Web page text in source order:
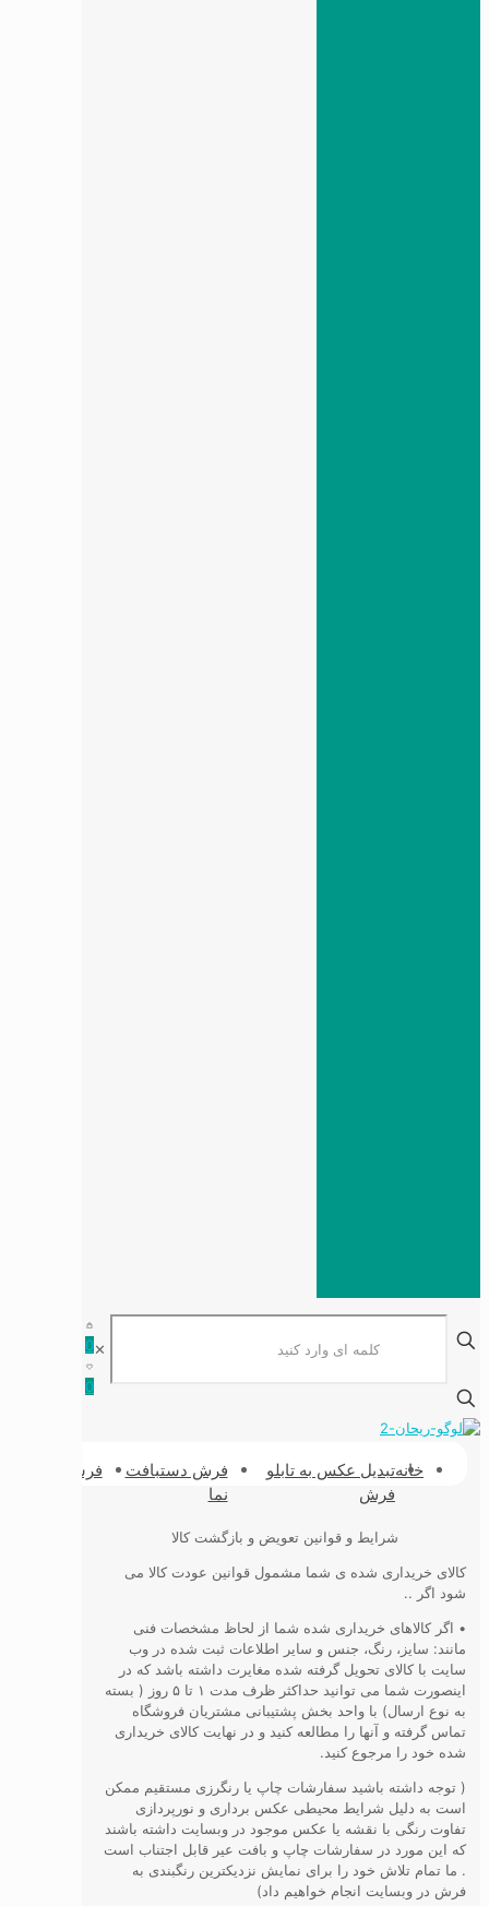
✕
0
0
خانهتبدیل عکس به تابلو
فرش
فرش دستبافت
نما
فرشینه
شرایط و قوانین تعویض و بازگشت کالا
کالای خریداری شده ی شما مشمول قوانین عودت کالا می
شود اگر ..
• اگر کالاهای خریداری شده شما از لحاظ مشخصات فنی
مانند: سایز، رنگ، جنس و سایر اطلاعات ثبت شده در وب
سایت با کالای تحویل گرفته شده مغایرت داشته باشد که در
اینصورت شما می توانید حداکثر ظرف مدت ۱ تا ۵ روز ( بسته
به نوع ارسال) با واحد بخش پشتیبانی مشتریان فروشگاه
تماس گرفته و آنها را مطالعه کنید و در نهایت کالای خریداری
شده خود را مرجوع کنید.
( توجه داشته باشید سفارشات چاپ یا رنگرزی مستقیم ممکن
است به دلیل شرایط محیطی عکس برداری و نورپردازی
تفاوت رنگی با نقشه یا عکس موجود در وبسایت داشته باشند
که این مورد در سفارشات چاپ و بافت عیر قابل اجتناب است
. ما تمام تلاش خود را برای نمایش نزدیکترین رنگبندی به
فرش در وبسایت انجام خواهیم داد)